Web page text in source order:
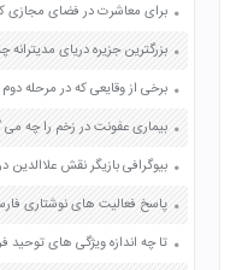
پاسخ فعالیت های نوشتاری